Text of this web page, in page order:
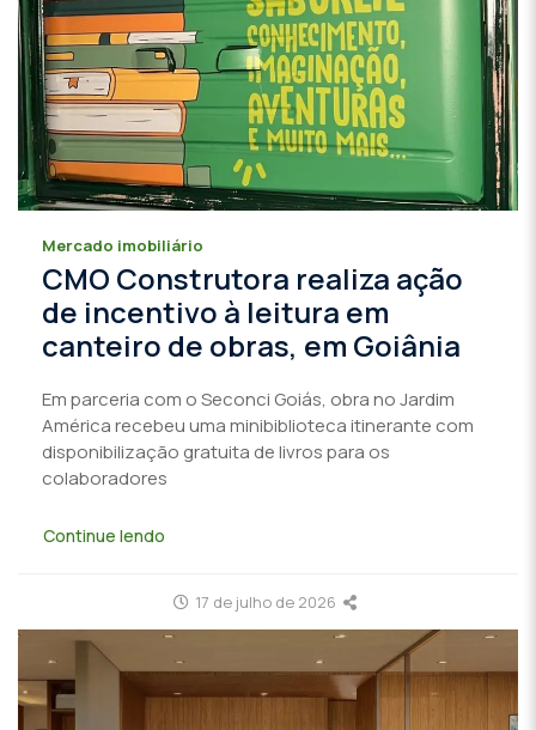
Mercado imobiliário
CMO Construtora realiza ação
de incentivo à leitura em
canteiro de obras, em Goiânia
Em parceria com o Seconci Goiás, obra no Jardim
América recebeu uma minibiblioteca itinerante com
disponibilização gratuita de livros para os
colaboradores
Continue lendo
17 de julho de 2026